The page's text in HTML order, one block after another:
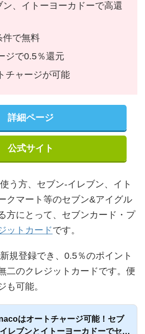
ン、イトーヨーカドーで高還
件で無料
ジで0.5％還元
チャージが可能
詳細ページ
公式サイト
う方、セブン-イレブン、イト
クマート等のセブン&アイグル
方にとって、セブンカード・プ
ットカードです。
規登録でき、0.5％のポイント
二のクレジットカードです。便
も可能。
はオートチャージ可能！セブ
レブンとイトーヨーカドーでセブ